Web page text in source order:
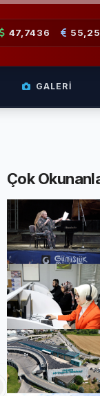
47,7436
GALERI
Çok